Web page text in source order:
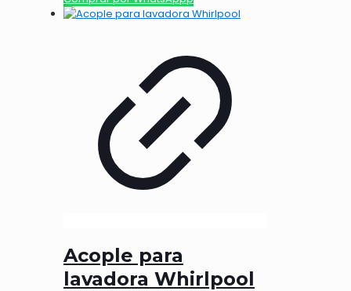
Acople para
lavadora Whirlpool